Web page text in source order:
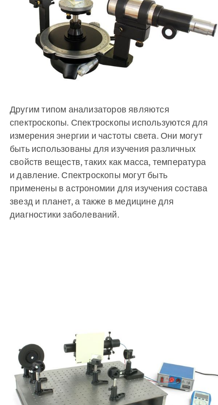
Другим типом анализаторов являются
спектроскопы. Спектроскопы используются для
измерения энергии и частоты света. Они могут
быть использованы для изучения различных
свойств веществ, таких как масса, температура
и давление. Спектроскопы могут быть
применены в астрономии для изучения состава
звезд и планет, а также в медицине для
диагностики заболеваний.